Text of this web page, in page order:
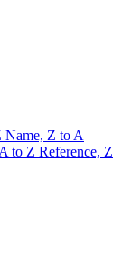
Name, Z to A
to Z Reference, Z